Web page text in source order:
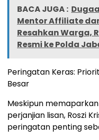
BACA JUGA :
Mentor Affiliate
Resahkan Warga,
Resmi ke Polda
Peringatan Keras:
Besar
Meskipun
perjanjian lisan, Roszi
peringatan penting